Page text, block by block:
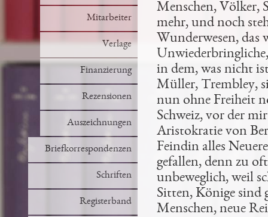
Mitarbeiter
Verlage
Finanzierung
Rezensionen
Auszeichnungen
Briefkorrespondenzen
Schriften
Registerband
Menschen, Völker,
mehr, und noch
Wunderwesen,
in dem, was nicht
Müller, Trembley,
nun ohne Freiheit
Schweiz, vor der
Aristokratie von
Feindin alles
gefallen, denn zu
unbeweglich, weil
Sitten, Könige sind
Menschen, neue